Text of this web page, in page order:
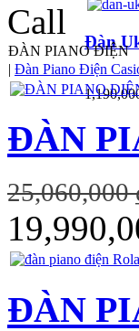
Đàn
Call
ĐÀN PIANO ĐIỆN
| Đàn Piano Điện
ĐÀN
25,060,000
ĐÀN